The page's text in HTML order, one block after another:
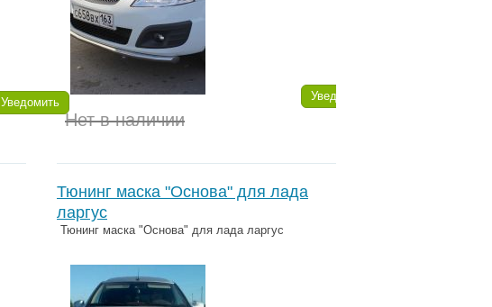
Уведомить
Нет в наличии
Уведомить
Тюнинг маска "Основа" для лада
ларгус
Тюнинг маска "Основа" для лада ларгус